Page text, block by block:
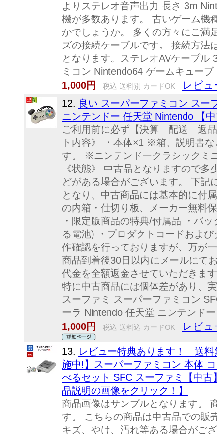
よりステレオ音声出力 長さ 3m
機が多数あります。 古いゲーム機
かでしょうか。 多くの方々にご満
ズの接続ケーブルです。 接続方法
となります。ステレオAVケーブル
ミコン Nintendo64 ゲームキューブ
1,000円
税込 送料別 カードOK レビュ
12. 良い スーパーファミコン スー
ニンテンドー 任天堂 Nintendo 【
ご利用前に必ず【決算 配送 返品
ト内容》 ・本体×1 ※箱、説明書
す。 ※ニンテンドークラシック
《状態》 中古品となりますので
どがある場合がございます。 下記
となり、中古商品には基本的に付
の内箱・仕切り板、メーカー無料
・限定版商品の特典/付属品 ・バ
る電池) ・プロダクトコードおよ
作確認を行っておりますが、万が
商品到着後30日以内にメールにて
代金を全額返金させていただきま
特に中古商品には個体差があり、
スーファミ スーパーファミコン
ーラ Nintendo 任天堂 ニンテンド
1,000円
税込 送料込 カードOK レビュ
13. レビュー特典あります！ 送料
施中!】スーパーファミコン 本体
べるセット SFC スーファミ【中
品説明の画像をクリック！】
商品画像はサンプルとなります。
す。 こちらの商品は中古品での販
キズ、やけ、汚れ等ある場合がご